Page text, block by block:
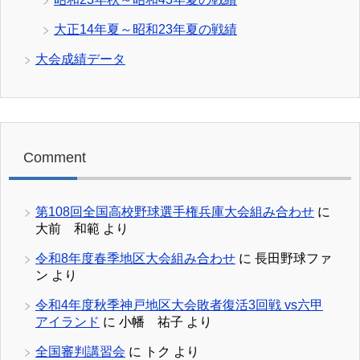
大正14年夏～昭和23年夏の戦績
大会成績データ
Comment
第108回全国高校野球選手権兵庫大会組み合わせ に
大前 和範 より
令和8年度春季地区大会組み合わせ に 長田野球ファ
ン より
令和4年度秋季神戸地区大会敗者復活3回戦 vs六甲
アイランド に 小幡 祐子 より
全国審判講習会 に トク より